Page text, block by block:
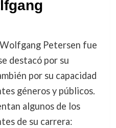
Petersen fue
destacó por su
por su capacidad
géneros y públicos.
algunos de los
de su carrera: